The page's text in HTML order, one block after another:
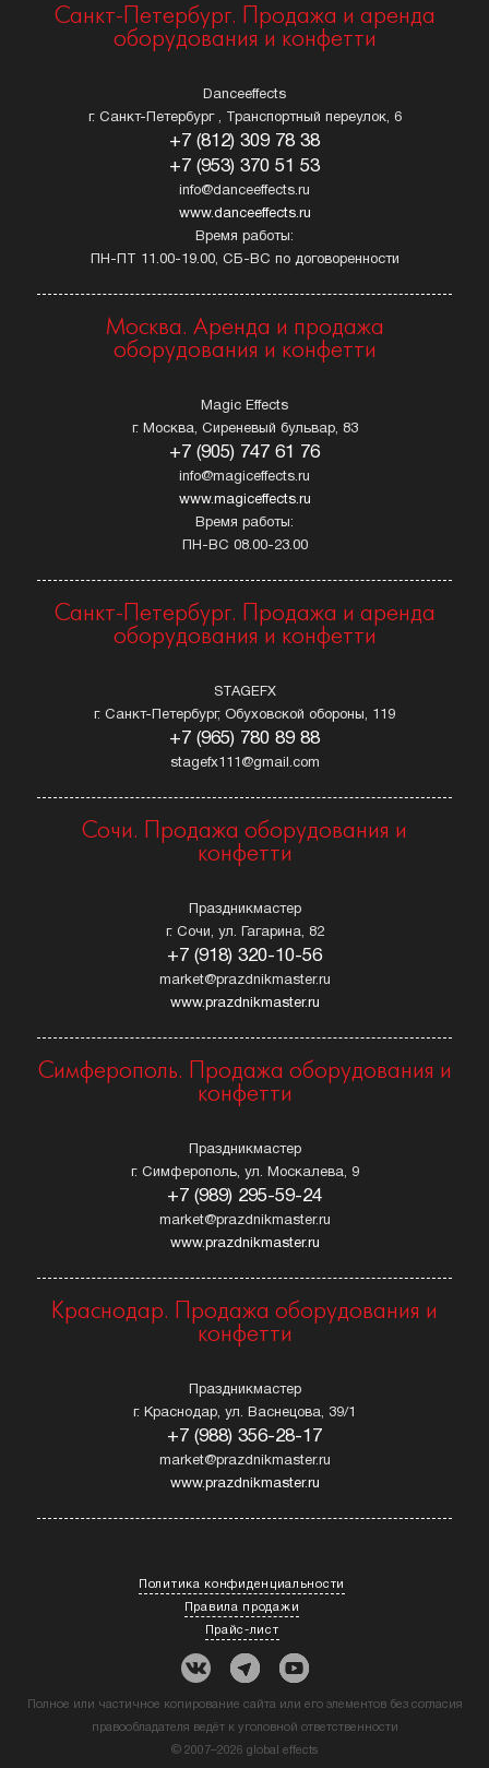
Санкт-Петербург. Продажа и аренда
оборудования и конфетти
Danceeffects
г. Санкт-Петербург , Транспортный переулок, 6
+7 (812) 309 78 38
+7 (953) 370 51 53
info@danceeffects.ru
www.danceeffects.ru
Время работы:
ПН-ПТ 11.00-19.00, СБ-ВС по договоренности
Москва. Аренда и продажа
оборудования и конфетти
Magic Effects
г. Москва, Сиреневый бульвар, 83
+7 (905) 747 61 76
info@magiceffects.ru
www.magiceffects.ru
Время работы:
ПН-ВС 08.00-23.00
Санкт-Петербург. Продажа и аренда
оборудования и конфетти
STAGEFX
г. Санкт-Петербург, Обуховской обороны, 119
+7 (965) 780 89 88
stagefx111@gmail.com
Сочи. Продажа оборудования и
конфетти
Праздникмастер
г. Сочи, ул. Гагарина, 82
+7 (918) 320-10-56
market@prazdnikmaster.ru
www.prazdnikmaster.ru
Симферополь. Продажа оборудования и
конфетти
Праздникмастер
г. Симферополь, ул. Москалева, 9
+7 (989) 295-59-24
market@prazdnikmaster.ru
www.prazdnikmaster.ru
Краснодар. Продажа оборудования и
конфетти
Праздникмастер
г. Краснодар, ул. Васнецова, 39/1
+7 (988) 356-28-17
market@prazdnikmaster.ru
www.prazdnikmaster.ru
Политика конфиденциальности
Правила продажи
Прайс-лист
Полное или частичное копирование сайта или его элементов без согласия
правообладателя ведёт к уголовной ответственности
© 2007–2026 global effects